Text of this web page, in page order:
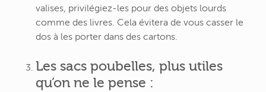
valises, privilégiez-les pour des objets lourds
comme des livres. Cela évitera de vous casser le
dos à les porter dans des cartons.
Les sacs poubelles, plus utiles
qu’on ne le pense :